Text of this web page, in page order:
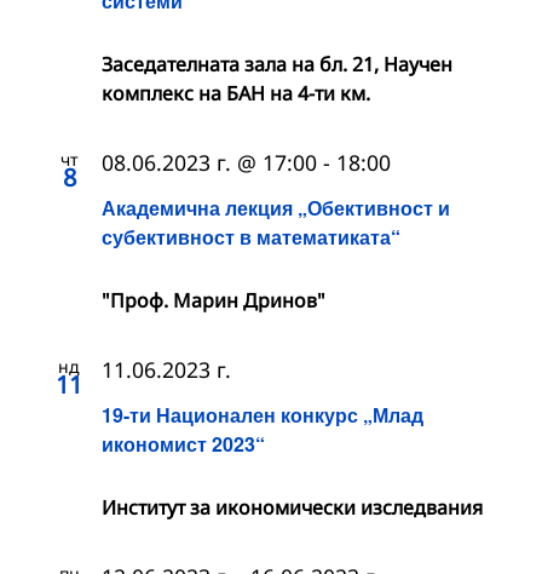
Заседателната зала на бл. 21, Научен
комплекс на БАН на 4-ти км.
чт
8
Академична лекция „Обективност и
субективност в математиката“
08.06.2023 г. @ 17:00 - 18:00
"Проф. Марин Дринов"
нд
11
19-ти Национален конкурс „Млад
икономист 2023“
11.06.2023 г.
Институт за икономически изследвания